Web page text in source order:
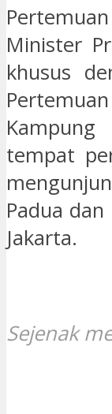
Minister
khusus
tempat
Padua
Jakarta.
Sejenak